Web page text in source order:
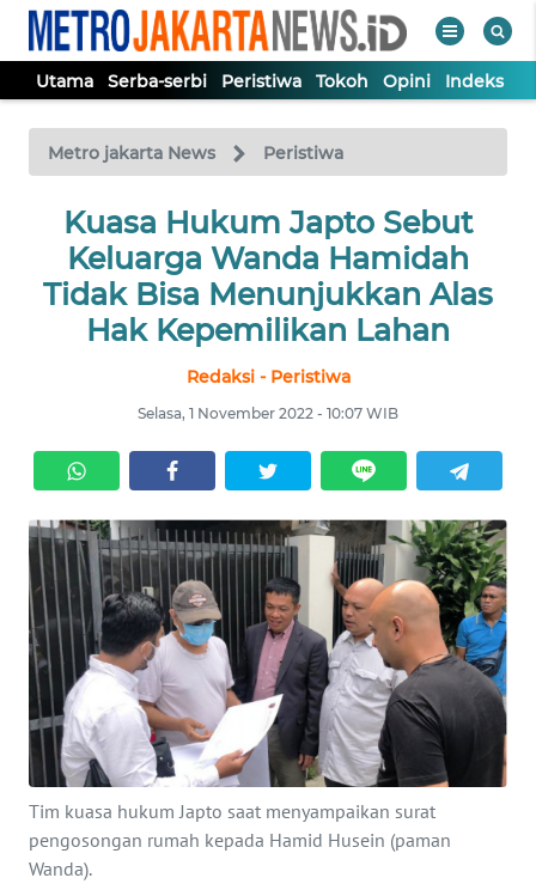
Utama Serba-serbi Peristiwa Tokoh Opini Indeks
Metro jakarta News Peristiwa
Kuasa Hukum Japto Sebut
Keluarga Wanda Hamidah
Tidak Bisa Menunjukkan Alas
Hak Kepemilikan Lahan
Redaksi - Peristiwa
Selasa, 1 November 2022 - 10:07 WIB
Tim kuasa hukum Japto saat menyampaikan surat
pengosongan rumah kepada Hamid Husein (paman
Wanda).
TV
Tutup
UTAMA
SERBA-
SERBI
TOKOH
OPINI
Informasi
INDEKS
BERITA
KONTAK
KAMI
INFO